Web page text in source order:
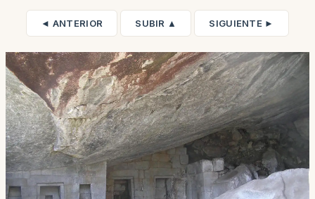
◄ ANTERIOR SUBIR ▲ SIGUIENTE ►